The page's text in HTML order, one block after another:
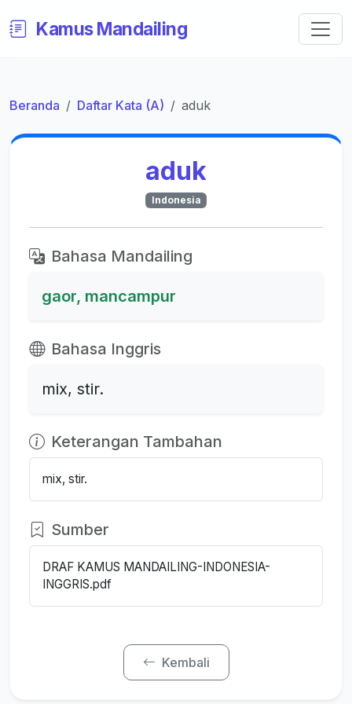
Kamus Mandailing
Beranda Daftar Kata (A) aduk
aduk
Indonesia
Bahasa Mandailing
gaor, mancampur
Bahasa Inggris
mix, stir.
Keterangan Tambahan
mix, stir.
Sumber
DRAF KAMUS MANDAILING-INDONESIA-
INGGRIS.pdf
Kembali